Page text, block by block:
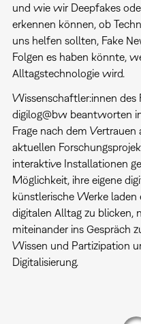
und wie wir Deepfakes
erkennen können, ob
uns helfen sollten, Fake
Folgen es haben könnte,
Alltagstechnologie wird.
Wissenschaftler:innen des
digilog@bw beantworten
Frage nach dem Vertrauen
aktuellen
interaktive Installationen
Möglichkeit, ihre eigene
künstlerische Werke
digitalen Alltag zu blicken,
miteinander ins Gespräch
Wissen und Partizipation
Digitalisierung.